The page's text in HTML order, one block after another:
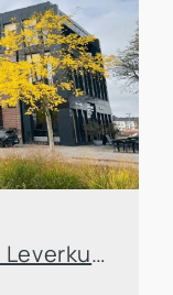
Moderne Büroflächen in Leverkusen